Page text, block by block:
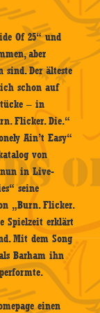
Of 25“ und
aber
sind. Der älteste
schon auf
– in
Flicker. Die.“
Ain’t Easy“
von
nun in Live-
seine
„Burn. Flicker.
Spielzeit erklärt
Mit dem Song
Barham ihn
einen